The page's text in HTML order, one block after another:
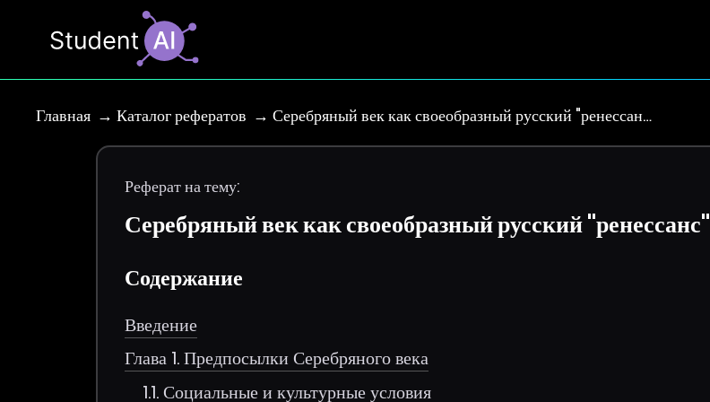
Главная Каталог рефератов Серебряный век как своеобразный русский "ренессан…
Реферат на тему:
Серебряный век как своеобразный русский "ренессанс"
Содержание
Введение
Глава 1. Предпосылки Серебряного века
1.1. Социальные и культурные условия